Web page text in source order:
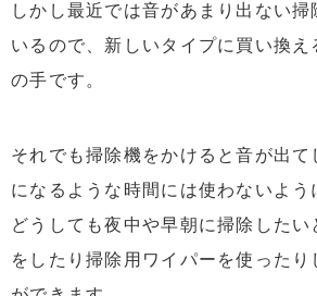
しかし最近では音があまり出ない掃
いるので、新しいタイプに買い換え
の手です。
それでも掃除機をかけると音が出て
になるような時間には使わないよう
どうしても夜中や早朝に掃除したい
をしたり掃除用ワイパーを使ったり